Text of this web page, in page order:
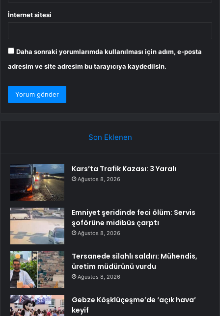
İnternet sitesi
Daha sonraki yorumlarımda kullanılması için adım, e-posta
adresim ve site adresim bu tarayıcıya kaydedilsin.
Son Eklenen
Kars’ta Trafik Kazası: 3 Yaralı
Ağustos 8, 2026
Emniyet şeridinde feci ölüm: Servis
şoförüne midibüs çarptı
Ağustos 8, 2026
Tersanede silahlı saldırı: Mühendis,
üretim müdürünü vurdu
Ağustos 8, 2026
Gebze Köşklüçeşme’de ‘açık hava’
keyif